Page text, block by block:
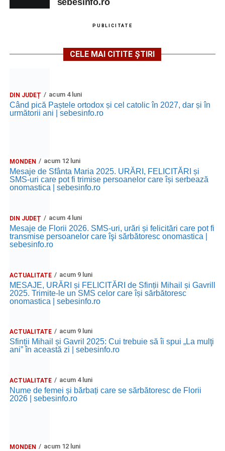
PUBLICITATE
CELE MAI CITITE ȘTIRI
DIN JUDEȚ acum 4 luni
Când pică Paștele ortodox și cel catolic în 2027, dar și în
următorii ani | sebesinfo.ro
MONDEN acum 12 luni
Mesaje de Sfânta Maria 2025. URĂRI, FELICITĂRI și
SMS-uri care pot fi trimise persoanelor care își serbează
onomastica | sebesinfo.ro
DIN JUDEȚ acum 4 luni
Mesaje de Florii 2026. SMS-uri, urări și felicitări care pot fi
transmise persoanelor care îşi sărbătoresc onomastica |
sebesinfo.ro
ACTUALITATE acum 9 luni
MESAJE, URĂRI și FELICITĂRI de Sfinții Mihail și Gavrill
2025. Trimite-le un SMS celor care își sărbătoresc
onomastica | sebesinfo.ro
ACTUALITATE acum 9 luni
Sfinții Mihail și Gavril 2025: Cui trebuie să îi spui „La mulţi
ani” în această zi | sebesinfo.ro
ACTUALITATE acum 4 luni
Nume de femei și bărbați care se sărbătoresc de Florii
2026 | sebesinfo.ro
MONDEN acum 12 luni